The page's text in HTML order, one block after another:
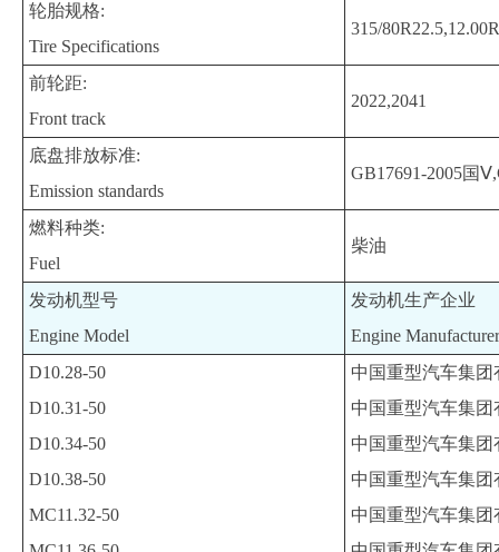
轮胎规格:
Tire Specifications
315/
前轮距:
Front track
2022,2041
底盘排放标准:
Emission standards
GB17691-2005国
燃料种类:
Fuel
柴油
发动机型号
Engine Model
发动机生产企业
Engine Manufacturer
D10.28-50
D10.31-50
D10.34-50
D10.38-50
MC11.32-50
中国重型汽车集团
中国重型汽车集团
中国重型汽车集团
中国重型汽车集团
中国重型汽车集团